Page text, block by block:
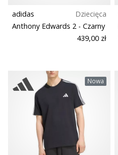
adidas
Dziecięca
Anthony Edwards 2 - Czarny
439,00 zł
Nowa